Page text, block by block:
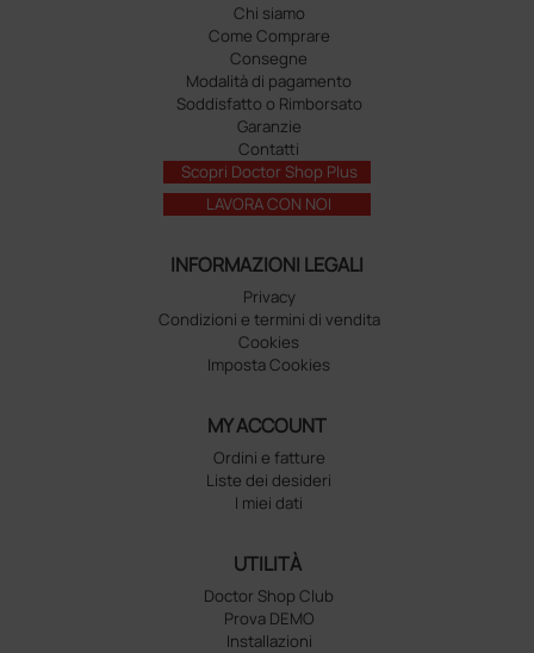
Chi siamo
Come Comprare
Consegne
Modalità di pagamento
Soddisfatto o Rimborsato
Garanzie
Contatti
Scopri Doctor Shop Plus
LAVORA CON NOI
INFORMAZIONI LEGALI
Privacy
Condizioni e termini di vendita
Cookies
Imposta Cookies
MY ACCOUNT
Ordini e fatture
Liste dei desideri
I miei dati
UTILITÀ
Doctor Shop Club
Prova DEMO
Installazioni